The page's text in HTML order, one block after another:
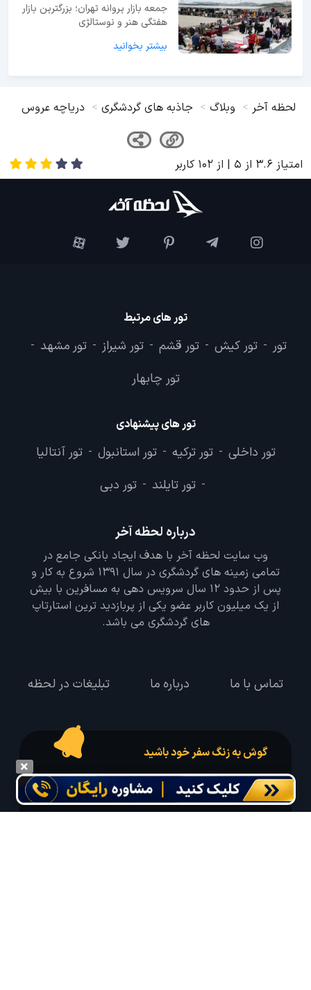
جمعه بازار پروانه تهران؛ بزرگترین بازار
هفتگی هنر و نوستالژی
بیشتر بخوانید
لحظه آخر وبلاگ جاذبه های گردشگری دریاچه عروس
امتیاز 3.6 از 5 | از 102 کاربر
تور های مرتبط
تور - تور کیش - تور قشم - تور شیراز - تور مشهد -
تور چابهار
تور های پیشنهادی
تور داخلی - تور ترکیه - تور استانبول - تور آنتالیا
- تور تایلند - تور دبی
درباره لحظه آخر
وب سایت لحظه آخر با هدف ایجاد بانکی جامع در
تمامی زمینه های گردشگری در سال 1391 شروع به کار و
پس از حدود 12 سال سرویس دهی به مسافرین با بیش
از یک میلیون کاربر عضو یکی از پربازدید ترین استارتاپ
های گردشگری می باشد.
تماس با ما درباره ما تبلیغات در لحظه
گوش به زنگ سفر خود باشید
درخواست سفر خود را در مدت زمان دلخواه ثبت و پیامک بهترین آفر مربوط به تور
درخواستی خود را دریافت نمایید